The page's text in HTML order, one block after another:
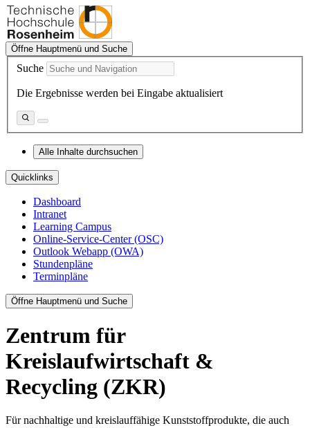
Öffne Hauptmenü und Suche
Suche
Die Ergebnisse werden bei Eingabe aktualisiert
Alle Inhalte durchsuchen
Quicklinks
Dashboard
Intranet
Learning Campus
Online-Service-Center (OSC)
Outlook Webapp (OWA)
Stundenpläne
Terminpläne
Öffne Hauptmenü und Suche
Zentrum für
Kreislaufwirtschaft &
Recycling (ZKR)
Für nachhaltige und kreislauffähige Kunststoffprodukte, die auch